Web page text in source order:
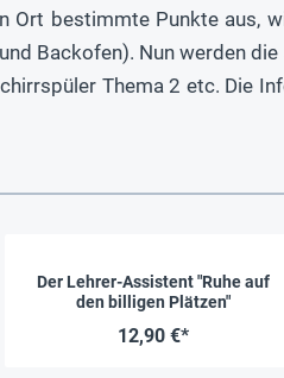
bestimmte Punkte aus,
Backofen). Nun werden
Thema 2 etc. Die
Der Lehrer-Assistent "Ruhe auf
den billigen Plätzen"
12,90 €*